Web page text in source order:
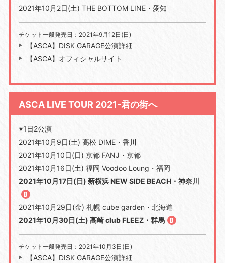
2021年10月2日(土) THE BOTTOM LINE・愛知
チケット一般発売日：2021年9月12日(日)
【ASCA】DISK GARAGE公演詳細
【ASCA】オフィシャルサイト
ASCA LIVE TOUR 2021-君の街へ
※1日2公演
2021年10月9日(土) 高松 DIME・香川
2021年10月10日(日) 京都 FANJ・京都
2021年10月16日(土) 福岡 Voodoo Loung・福岡
2021年10月17日(日) 新横浜 NEW SIDE BEACH・神奈川
2021年10月29日(金) 札幌 cube garden・北海道
2021年10月30日(土) 高崎 club FLEEZ・群馬
チケット一般発売日：2021年10月3日(日)
【ASCA】DISK GARAGE公演詳細